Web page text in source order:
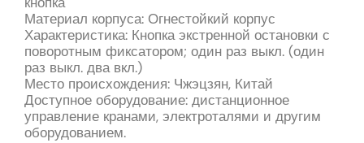
Материал корпуса: Огнестойкий корпус
Характеристика: Кнопка экстренной остановки с
поворотным фиксатором; один раз выкл. (один
раз выкл. два вкл.)
Место происхождения: Чжэцзян, Китай
Доступное оборудование: дистанционное
управление кранами, электроталями и другим
оборудованием.